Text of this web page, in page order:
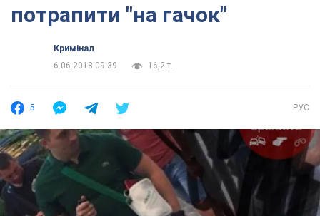
потрапити "на гачок"
Кримінал
6.06.2018 09:39
16,2 т.
5 РУС